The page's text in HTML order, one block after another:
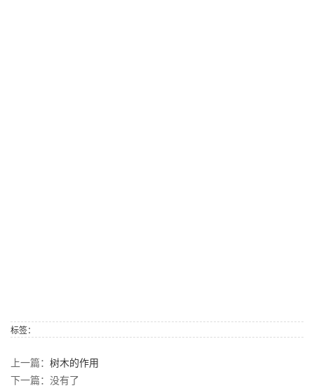
标签：
上一篇： 树木的作用
下一篇：没有了